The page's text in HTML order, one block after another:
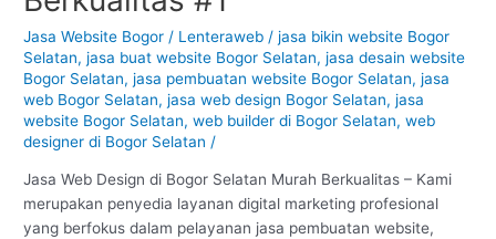
Jasa Website Bogor / Lenteraweb /jasa bikin website Bogor
Selatan,jasa buat website Bogor Selatan,jasa desain website
Bogor Selatan,jasa pembuatan website Bogor Selatan,jasa
web Bogor Selatan,jasa web design Bogor Selatan,jasa
website Bogor Selatan,web builder di Bogor Selatan,web
designer di Bogor Selatan /
Jasa Web Design di Bogor Selatan Murah Berkualitas – Kami
merupakan penyedia layanan digital marketing profesional
yang berfokus dalam pelayanan jasa pembuatan website,
Bogor
Selatan
–
Bogor
:
Murah
Berkualitas
#1